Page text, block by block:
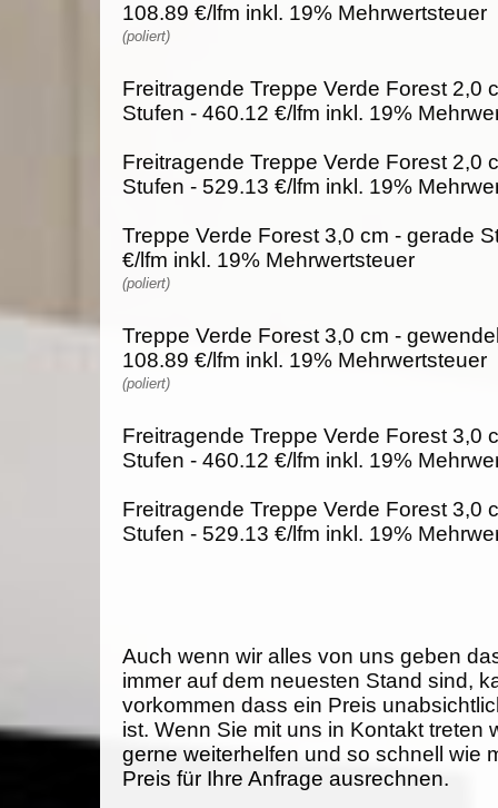
108.89 €/lfm inkl. 19% Mehrwertsteuer
(poliert)
Freitragende Treppe Verde Forest 2,0
Stufen - 460.12 €/lfm inkl. 19%
Freitragende Treppe Verde Forest 2,0
Stufen - 529.13 €/lfm inkl. 19%
Treppe Verde Forest 3,0 cm - gerade
€/lfm inkl. 19% Mehrwertsteuer
(poliert)
Treppe Verde Forest 3,0 cm -
108.89 €/lfm inkl. 19% Mehrwertsteuer
(poliert)
Freitragende Treppe Verde Forest 3,0
Stufen - 460.12 €/lfm inkl. 19%
Freitragende Treppe Verde Forest 3,0
Stufen - 529.13 €/lfm inkl. 19%
Auch wenn wir alles von uns geben
immer auf dem neuesten Stand sind,
vorkommen dass ein Preis
ist. Wenn Sie mit uns in Kontakt treten
gerne weiterhelfen und so schnell wie
Preis für Ihre Anfrage ausrechnen.